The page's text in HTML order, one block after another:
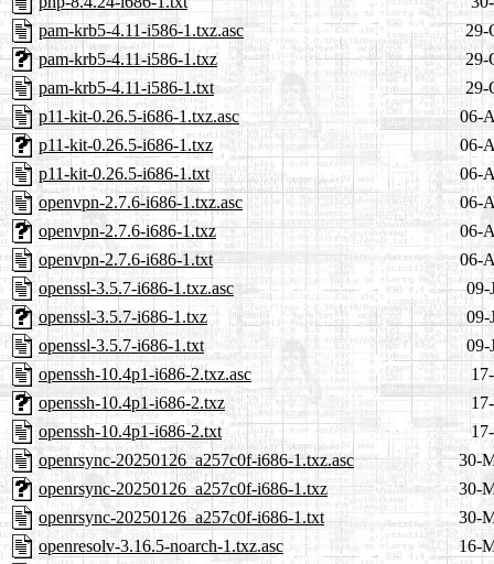
pam-krb5-4.11-i586-1.txz.asc
29-
pam-krb5-4.11-i586-1.txz
29-
pam-krb5-4.11-i586-1.txt
29-
p11-kit-0.26.5-i686-1.txz.asc
06-
p11-kit-0.26.5-i686-1.txz
06-
p11-kit-0.26.5-i686-1.txt
06-
openvpn-2.7.6-i686-1.txz.asc
06-
openvpn-2.7.6-i686-1.txz
06-
openvpn-2.7.6-i686-1.txt
06-
openssl-3.5.7-i686-1.txz.asc
09-
openssl-3.5.7-i686-1.txz
09-
openssl-3.5.7-i686-1.txt
09-
openssh-10.4p1-i686-2.txz.asc
openssh-10.4p1-i686-2.txz
openssh-10.4p1-i686-2.txt
openrsync-20250126_a257c0f-i686-1.txz.asc
30-
openrsync-20250126_a257c0f-i686-1.txz
30-
openrsync-20250126_a257c0f-i686-1.txt
30-
openresolv-3.16.5-noarch-1.txz.asc
16-